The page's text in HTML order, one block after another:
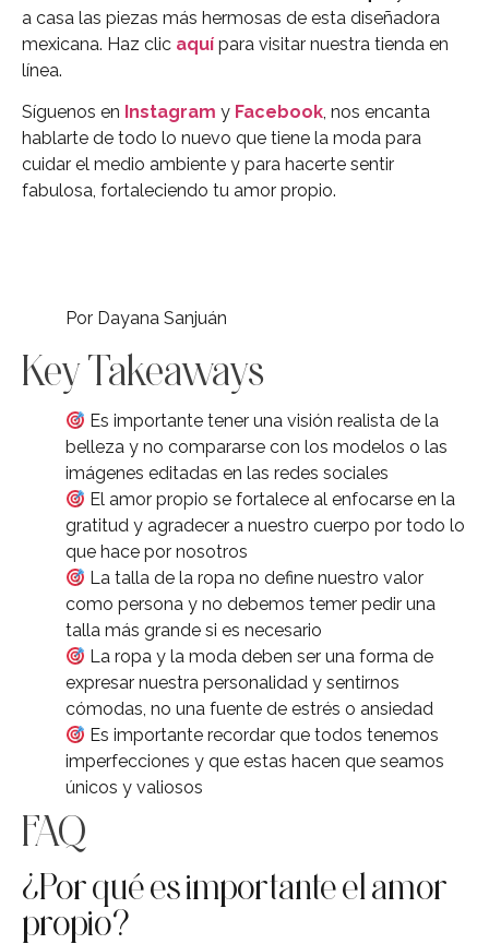
a casa las piezas más hermosas de esta diseñadora
mexicana. Haz clic aquí para visitar nuestra tienda en
línea.
Síguenos en Instagram y Facebook, nos encanta
hablarte de todo lo nuevo que tiene la moda para
cuidar el medio ambiente y para hacerte sentir
fabulosa, fortaleciendo tu amor propio.
Por Dayana Sanjuán
Key Takeaways
Es importante tener una visión realista de la
belleza y no compararse con los modelos o las
imágenes editadas en las redes sociales
El amor propio se fortalece al enfocarse en la
gratitud y agradecer a nuestro cuerpo por todo lo
que hace por nosotros
La talla de la ropa no define nuestro valor
como persona y no debemos temer pedir una
talla más grande si es necesario
La ropa y la moda deben ser una forma de
expresar nuestra personalidad y sentirnos
cómodas, no una fuente de estrés o ansiedad
Es importante recordar que todos tenemos
imperfecciones y que estas hacen que seamos
únicos y valiosos
FAQ
¿Por qué es importante el amor
propio?